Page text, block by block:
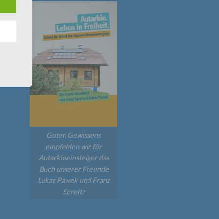
Guten Gewissens
empfehlen wir für
Autarkieeinsteiger das
Buch unserer Freunde
Lukas Pawek und Franz
Spreitz